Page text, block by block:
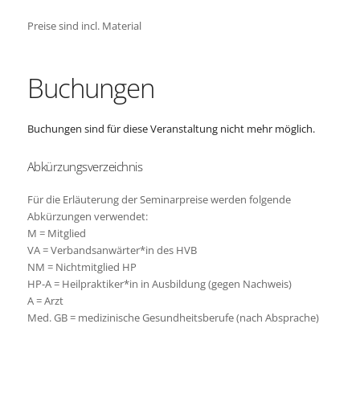
Preise sind incl. Material
Buchungen
Buchungen sind für diese Veranstaltung nicht mehr möglich.
Abkürzungsverzeichnis
Für die Erläuterung der Seminarpreise werden folgende
Abkürzungen verwendet:
M = Mitglied
VA = Verbandsanwärter*in des HVB
NM = Nichtmitglied HP
HP-A = Heilpraktiker*in in Ausbildung (gegen Nachweis)
A = Arzt
Med. GB = medizinische Gesundheitsberufe (nach Absprache)